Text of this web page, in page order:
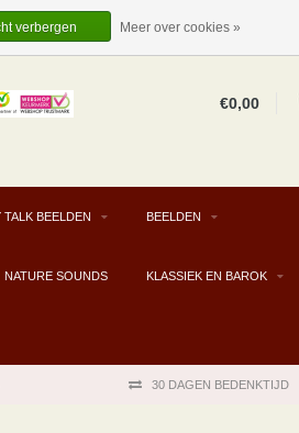
INLOGGEN
EUR
€0,00
TALK BEELDEN BEELDEN
NATURE SOUNDS KLASSIEK EN BAROK
30 DAGEN BEDENKTIJD
verbergen Meer over cookies »